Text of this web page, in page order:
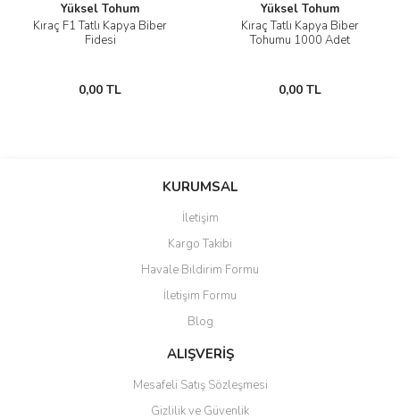
Yüksel Tohum
Kıraç F1 Tatlı Kapya Biber
Fidesi
0,00 TL
Yüksel Tohum
Kıraç Tatlı Kapya Biber
Tohumu 1000 Adet
0,00 TL
KURUMSAL
İletişim
Kargo Takibi
Havale Bildirim Formu
İletişim Formu
Blog
ALIŞVERİŞ
Mesafeli Satış Sözleşmesi
Gizlilik ve Güvenlik